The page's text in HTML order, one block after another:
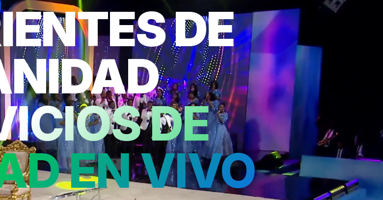
DE
DE
EN VIVO